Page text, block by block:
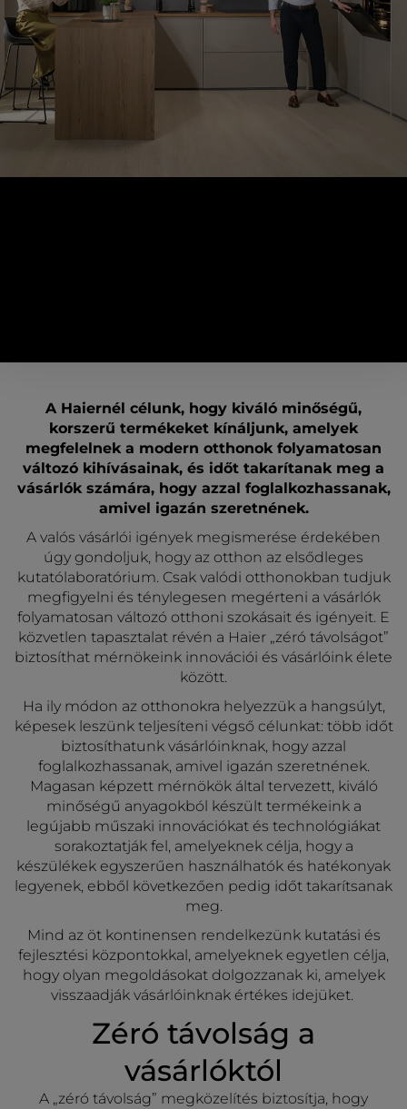
A Haiernél célunk, hogy kiváló minőségű,
korszerű termékeket kínáljunk, amelyek
megfelelnek a modern otthonok folyamatosan
változó kihívásainak, és időt takarítanak meg a
vásárlók számára, hogy azzal foglalkozhassanak,
amivel igazán szeretnének.
A valós vásárlói igények megismerése érdekében
úgy gondoljuk, hogy az otthon az elsődleges
kutatólaboratórium. Csak valódi otthonokban tudjuk
megfigyelni és ténylegesen megérteni a vásárlók
folyamatosan változó otthoni szokásait és igényeit. E
közvetlen tapasztalat révén a Haier „zéró távolságot”
biztosíthat mérnökeink innovációi és vásárlóink élete
között.
Ha ily módon az otthonokra helyezzük a hangsúlyt,
képesek leszünk teljesíteni végső célunkat: több időt
biztosíthatunk vásárlóinknak, hogy azzal
foglalkozhassanak, amivel igazán szeretnének.
Magasan képzett mérnökök által tervezett, kiváló
minőségű anyagokból készült termékeink a
legújabb műszaki innovációkat és technológiákat
sorakoztatják fel, amelyeknek célja, hogy a
készülékek egyszerűen használhatók és hatékonyak
legyenek, ebből következően pedig időt takarítsanak
meg.
Mind az öt kontinensen rendelkezünk kutatási és
fejlesztési központokkal, amelyeknek egyetlen célja,
hogy olyan megoldásokat dolgozzanak ki, amelyek
visszaadják vásárlóinknak értékes idejüket.
Zéró távolság a
vásárlóktól
A „zéró távolság” megközelítés biztosítja, hogy